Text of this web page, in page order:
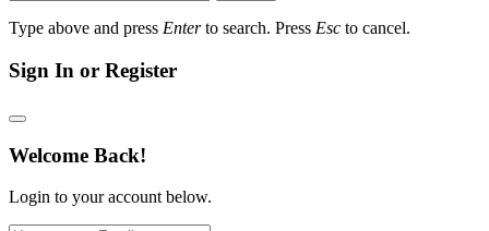
Type above and press Enterto search. Press Esc to cancel.
Sign In or Register
Welcome Back!
Login to your account below.